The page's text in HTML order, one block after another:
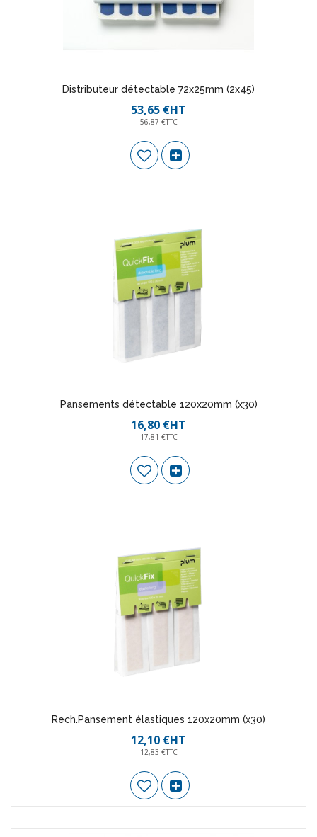
Distributeur détectable 72x25mm (2x45)
53,65 €HT
56,87 €TTC
Pansements détectable 120x20mm (x30)
16,80 €HT
17,81 €TTC
Rech.Pansement élastiques 120x20mm (x30)
12,10 €HT
12,83 €TTC